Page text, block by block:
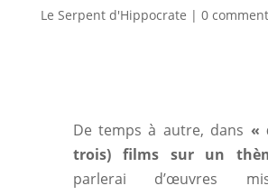
Le Serpent d'Hippocrate | 0
De temps à autre, dans «
trois) films sur un
parlerai d’œuvres